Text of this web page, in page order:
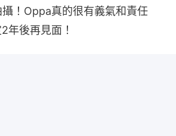
！Oppa真的很有義氣和責任
年後再見面！